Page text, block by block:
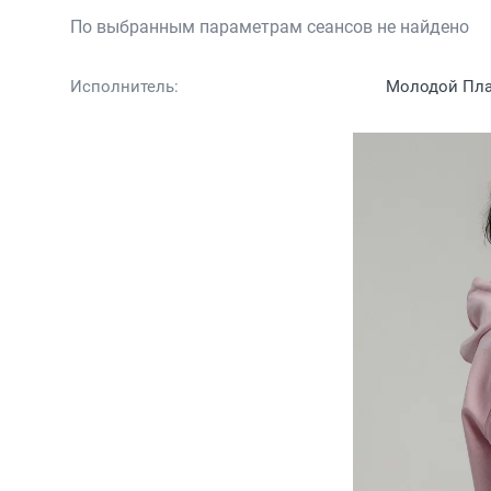
По выбранным параметрам сеансов не найдено
Исполнитель: Молодой